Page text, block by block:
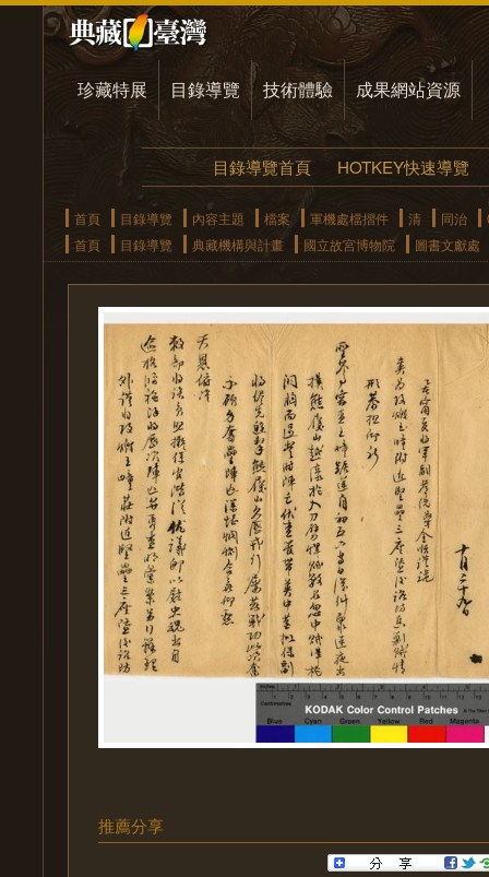
珍藏特展 目錄導覽 技術體驗 成果網站資源
目錄導覽首頁 HOTKEY快速導覽
首頁 目錄導覽 內容主題 檔案 軍機處檔摺件 清 同治
首頁
目錄導覽 典藏機構與計畫 國立故宮博物院 圖書文獻處
推薦分享